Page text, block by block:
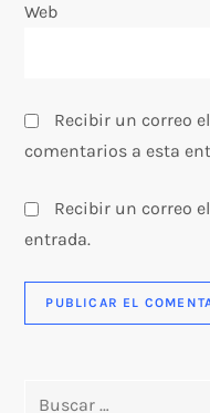
a
s
Web
Recibir un correo
comentarios a esta
Recibir un correo
entrada.